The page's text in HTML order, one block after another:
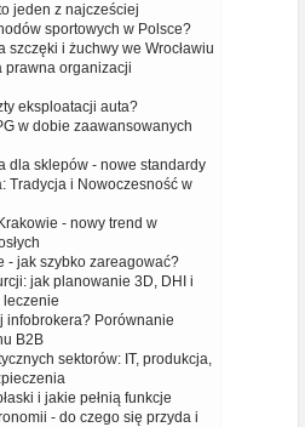
jeden z najcześciej
sportowych w Polsce?
szczęki i żuchwy we Wrocławiu
prawna organizacji
eksploatacji auta?
w dobie zaawansowanych
dla sklepów - nowe standardy
Tradycja i Nowoczesność w
- nowy trend w
- jak szybko zareagować?
jak planowanie 3D, DHI i
infobrokera? Porównanie
B2B
sektorów: IT, produkcja,
i jakie pełnią funkcje
- do czego się przyda i